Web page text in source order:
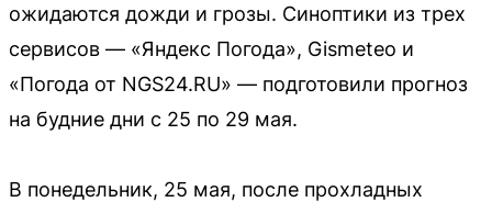
ожидаются дожди и грозы. Синоптики из трех
сервисов — «Яндекс Погода», Gismeteo и
«Погода от NGS24.RU» — подготовили прогноз
на будние дни с 25 по 29 мая.
В понедельник, 25 мая, после прохладных